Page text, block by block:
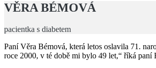
VĚRA BÉMOVÁ
pacientka s diabetem
Paní Věra Bémová, která letos oslavila 71.
roce 2000, v té době mi bylo 49 let,“ říká paní